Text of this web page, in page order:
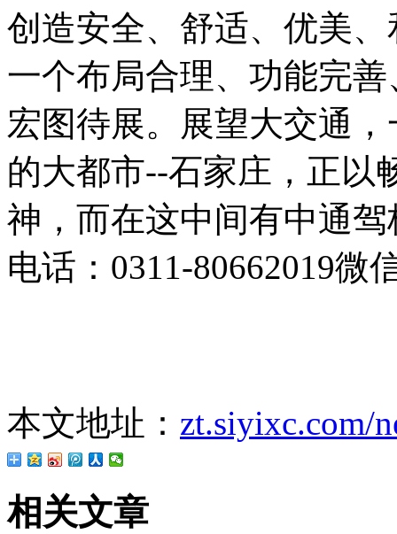
创造安全、舒适、优美
一个布局合理、功能完
宏图待展。展望大交通
的大都市--石家庄，正以
神，而在这中间有中通
电话：0311-80662019微
本文地址： zt.siyixc.com/
相关文章